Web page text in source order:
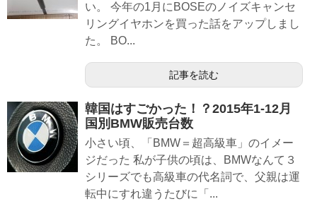
い。 今年の1月にBOSEのノイズキャンセ
リングイヤホンを買った話をアップしまし
た。 BO...
記事を読む
韓国はすごかった！？2015年1-12月
国別BMW販売台数
小さい頃、「BMW＝超高級車」のイメー
ジだった 私が子供の頃は、BMWなんて３
シリーズでも高級車の代名詞で、父親は運
転中にすれ違うたびに「...